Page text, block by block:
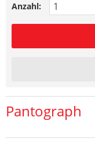
Anzahl:
Pantograph